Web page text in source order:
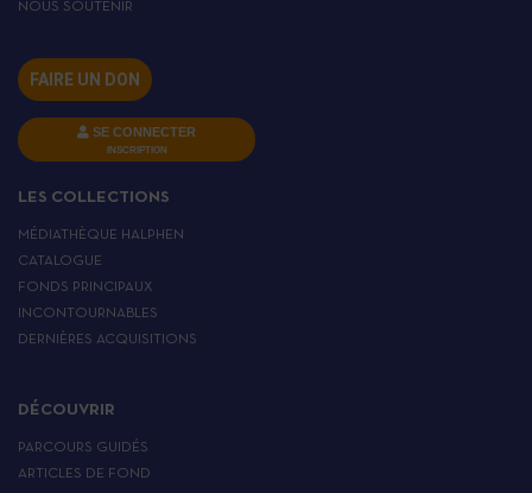
NOUS SOUTENIR
FAIRE UN DON
SE CONNECTER
INSCRIPTION
LES COLLECTIONS
MÉDIATHÈQUE HALPHEN
CATALOGUE
FONDS PRINCIPAUX
INCONTOURNABLES
DERNIÈRES ACQUISITIONS
DÉCOUVRIR
PARCOURS GUIDÉS
ARTICLES DE FOND